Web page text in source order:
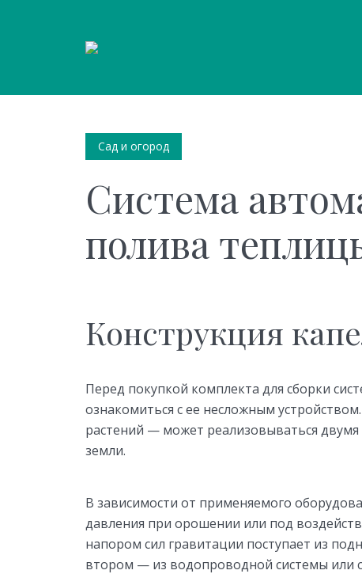
Сад и огород
Система
полива
Конструкция
Перед покупкой комплекта для сборки
ознакомиться с ее несложным
растений — может реализовываться
земли.
В зависимости от применяемого
давления при орошении или под
напором сил гравитации поступает из
втором — из водопроводной системы или